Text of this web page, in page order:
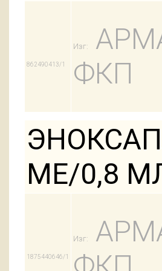
862490413/1
Изг:
ФКП
МЕ/0,8
1875440646/1
Изг: